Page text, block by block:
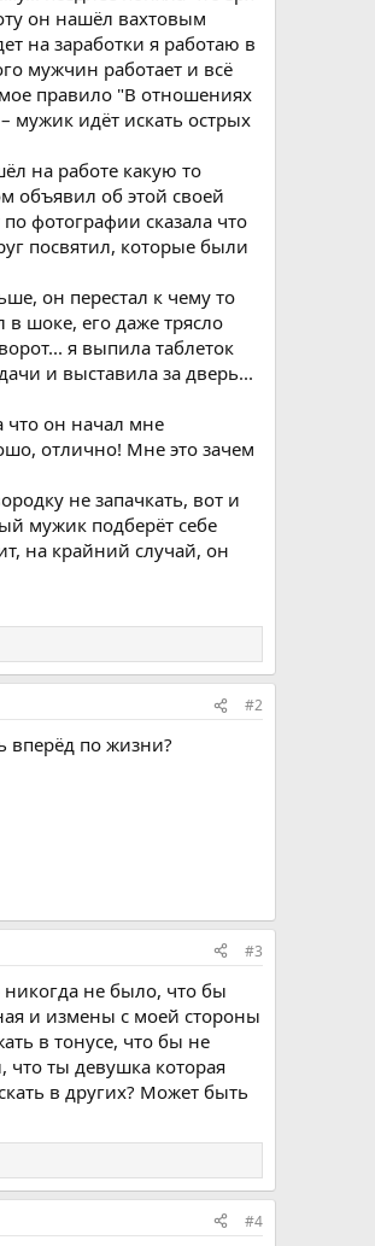
он нашёл вахтовым
на заработки я работаю в
мужчин работает и всё
правило "В отношениях
мужик идёт искать острых
на работе какую то
объявил об этой своей
фотографии сказала что
посвятил, которые были
он перестал к чему то
шоке, его даже трясло
я выпила таблеток
и выставила за дверь...
что он начал мне
отлично! Мне это зачем
не запачкать, вот и
мужик подберёт себе
на крайний случай, он
#2
вперёд по жизни?
#3
никогда не было, что бы
и измены с моей стороны
в тонусе, что бы не
что ты девушка которая
в других? Может быть
#4